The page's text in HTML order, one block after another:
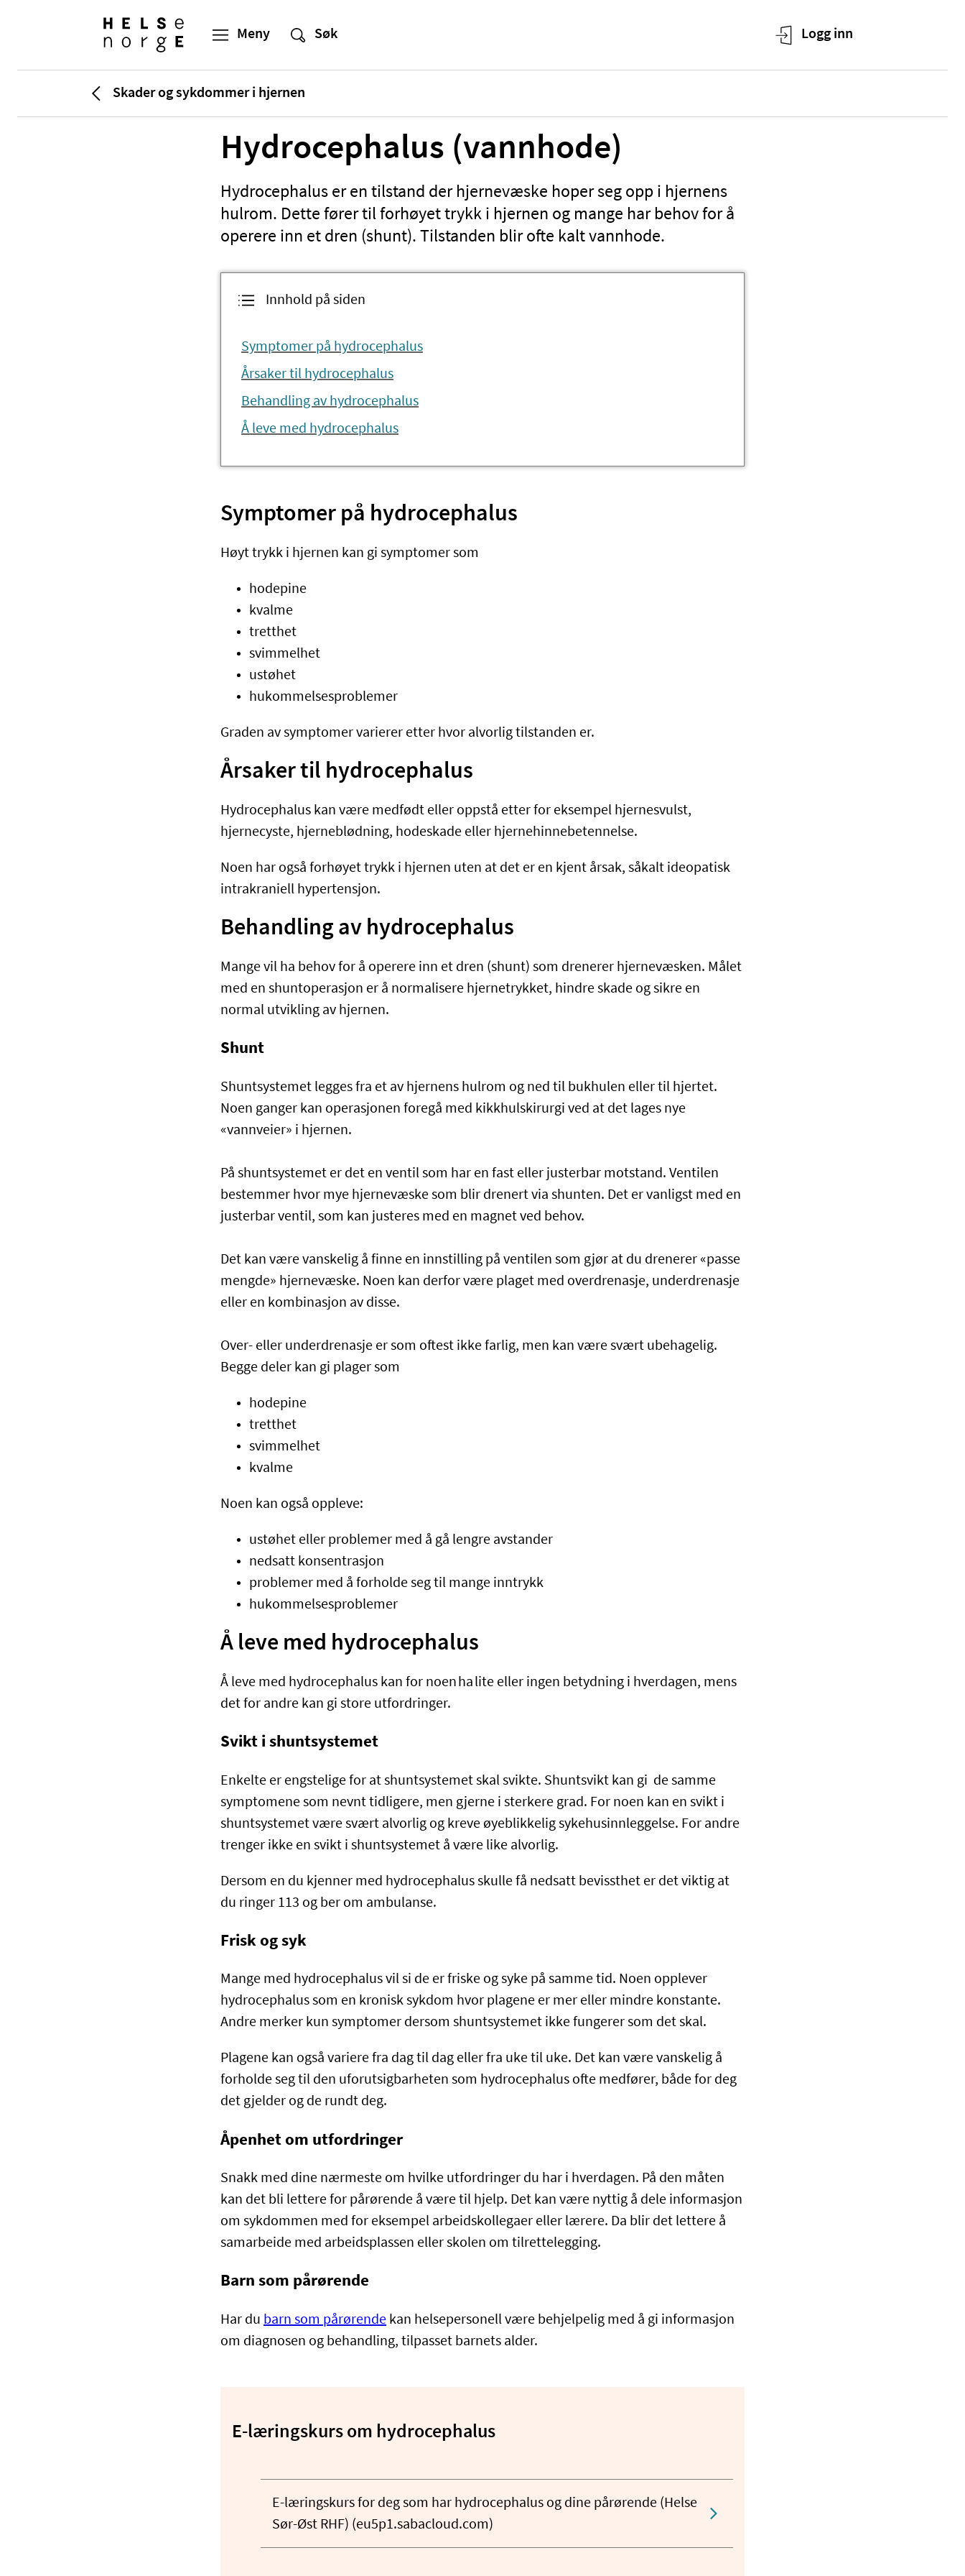
Skader og sykdommer i hjernen
Hydrocephalus (vannhode)
Hydrocephalus er en tilstand der hjernevæske hoper seg opp i hjernens
hulrom. Dette fører til forhøyet trykk i hjernen og mange har behov for å
operere inn et dren (shunt). Tilstanden blir ofte kalt vannhode.
Innhold på siden
Symptomer på hydrocephalus
Årsaker til hydrocephalus
Behandling av hydrocephalus
Å leve med hydrocephalus
Symptomer på hydrocephalus
Høyt trykk i hjernen kan gi symptomer som
hodepine
kvalme
tretthet
svimmelhet
ustøhet
hukommelsesproblemer
Graden av symptomer varierer etter hvor alvorlig tilstanden er.
Årsaker til hydrocephalus
Hydrocephalus kan være medfødt eller oppstå etter for eksempel hjernesvulst,
hjernecyste, hjerneblødning, hodeskade eller hjernehinnebetennelse.
Noen har også forhøyet trykk i hjernen uten at det er en kjent årsak, såkalt ideopatisk
intrakraniell hypertensjon.
Behandling av hydrocephalus
Mange vil ha behov for å operere inn et dren (shunt) som drenerer hjernevæsken. Målet
med en shuntoperasjon er å normalisere hjernetrykket, hindre skade og sikre en
normal utvikling av hjernen.
Shunt
Shuntsystemet legges fra et av hjernens hulrom og ned til bukhulen eller til hjertet.
Noen ganger kan operasjonen foregå med kikkhulskirurgi ved at det lages nye
«vannveier» i hjernen.
På shuntsystemet er det en ventil som har en fast eller justerbar motstand. Ventilen
bestemmer hvor mye hjernevæske som blir drenert via shunten. Det er vanligst med en
justerbar ventil, som kan justeres med en magnet ved behov.
Det kan være vanskelig å finne en innstilling på ventilen som gjør at du drenerer «passe
mengde» hjernevæske. Noen kan derfor være plaget med overdrenasje, underdrenasje
eller en kombinasjon av disse.
Over- eller underdrenasje er som oftest ikke farlig, men kan være svært ubehagelig.
Begge deler kan gi plager som
hodepine
tretthet
svimmelhet
kvalme
Noen kan også oppleve:
ustøhet eller problemer med å gå lengre avstander
nedsatt konsentrasjon
problemer med å forholde seg til mange inntrykk
hukommelsesproblemer
Å leve med hydrocephalus
Å leve med hydrocephalus kan for noen ha lite eller ingen betydning i hverdagen, mens
det for andre kan gi store utfordringer.
Svikt i shuntsystemet
Enkelte er engstelige for at shuntsystemet skal svikte. Shuntsvikt kan gi de samme
symptomene som nevnt tidligere, men gjerne i sterkere grad. For noen kan en svikt i
shuntsystemet være svært alvorlig og kreve øyeblikkelig sykehusinnleggelse. For andre
trenger ikke en svikt i shuntsystemet å være like alvorlig.
Dersom en du kjenner med hydrocephalus skulle få nedsatt bevissthet er det viktig at
du ringer 113 og ber om ambulanse.
Frisk og syk
Mange med hydrocephalus vil si de er friske og syke på samme tid. Noen opplever
hydrocephalus som en kronisk sykdom hvor plagene er mer eller mindre konstante.
Andre merker kun symptomer dersom shuntsystemet ikke fungerer som det skal.
Plagene kan også variere fra dag til dag eller fra uke til uke. Det kan være vanskelig å
forholde seg til den uforutsigbarheten som hydrocephalus ofte medfører, både for deg
det gjelder og de rundt deg.
Åpenhet om utfordringer
Snakk med dine nærmeste om hvilke utfordringer du har i hverdagen. På den måten
kan det bli lettere for pårørende å være til hjelp. Det kan være nyttig å dele informasjon
om sykdommen med for eksempel arbeidskollegaer eller lærere. Da blir det lettere å
samarbeide med arbeidsplassen eller skolen om tilrettelegging.
Barn som pårørende
Har du barn som pårørende kan helsepersonell være behjelpelig med å gi informasjon
om diagnosen og behandling, tilpasset barnets alder.
E-læringskurs om hydrocephalus
E-læringskurs for deg som har hydrocephalus og dine pårørende (Helse
Sør-Øst RHF) (eu5p1.sabacloud.com)